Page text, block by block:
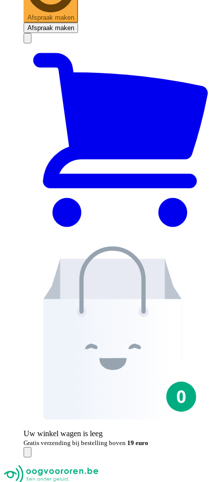
Afspraak maken
Afspraak maken
Uw winkel wagen is leeg
Gratis verzending bij bestelling boven 19 euro